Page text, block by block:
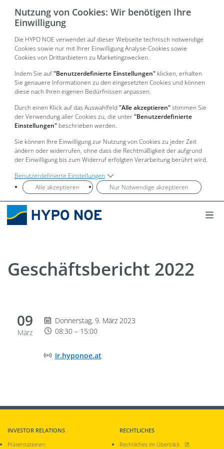
Nutzung von Cookies: Wir benötigen Ihre
Einwilligung
Die HYPO NOE verwendet auf dieser Webseite technisch notwendige
Cookies sowie nur mit Ihrer Einwilligung Analyse-Cookies sowie
Cookies von Drittanbietern zu Marketingzwecken.
Indem Sie auf"Benutzerdefinierte Einstellungen" klicken, erhalten
Sie genauere Informationen zu den eingesetzten Cookies und können
diese nach Ihren eigenen Bedürfnissen anpassen.
Durch einen Klick auf das Auswahlfeld "Alle akzeptieren"stimmen Sie
der Verwendung aller Cookies zu, die unter"Benutzerdefinierte
Einstellungen" beschrieben werden.
Sie können Ihre Einwilligung zur Nutzung von Cookies zu jeder Zeit
ändern oder widerrufen, ohne dass die Rechtmäßigkeit der aufgrund
der Einwilligung bis zum Widerruf erfolgten Verarbeitung berührt wird.
Benutzerdefinierte Einstellungen
Alle akzeptieren
Nur Notwendige akzeptieren
Geschäftsbericht 2022
09
März
Donnerstag 9. März 2023, 08:30 bis 15:00
Donnerstag, 9. März 2023
08:30 – 15:00
Adresse der Onlineveranstaltung
ir.hyponoe.at
INVESTOR RELATIONS
Präsentationen
RECHTLICHES
Rechtliches im Überblick, öffnet neues